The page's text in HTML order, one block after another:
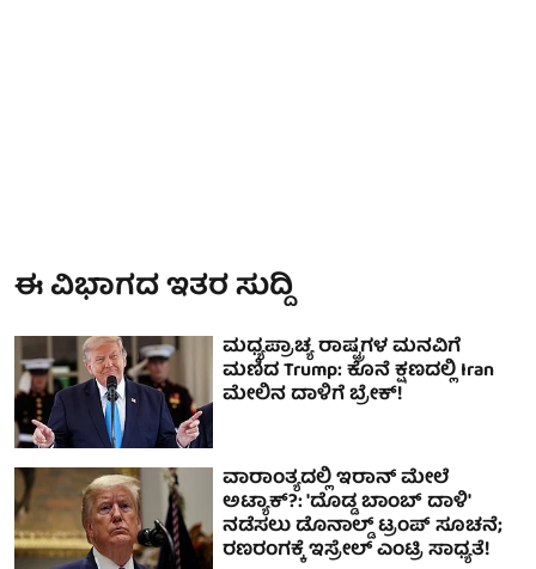
ಈ ವಿಭಾಗದ ಇತರ ಸುದ್ದಿ
ಮಧ್ಯಪ್ರಾಚ್ಯ ರಾಷ್ಟ್ರಗಳ ಮನವಿಗೆ
ಮಣಿದ Trump: ಕೊನೆ ಕ್ಷಣದಲ್ಲಿ Iran
ಮೇಲಿನ ದಾಳಿಗೆ ಬ್ರೇಕ್‌!
ವಾರಾಂತ್ಯದಲ್ಲಿ ಇರಾನ್ ಮೇಲೆ
ಅಟ್ಯಾಕ್?: 'ದೊಡ್ಡ ಬಾಂಬ್ ದಾಳಿ'
ನಡೆಸಲು ಡೊನಾಲ್ಡ್ ಟ್ರಂಪ್ ಸೂಚನೆ;
ರಣರಂಗಕ್ಕೆ ಇಸ್ರೇಲ್ ಎಂಟ್ರಿ ಸಾಧ್ಯತೆ!